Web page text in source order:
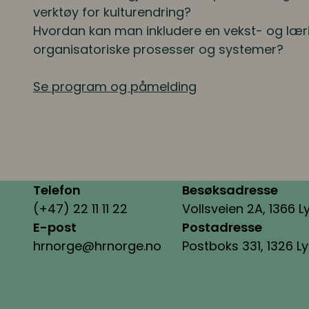
verktøy for kulturendring?
Hvordan kan man inkludere en vekst- og
organisatoriske prosesser og systemer?
Se program og påmelding
Telefon
(+47) 22 11 11 22
E-post
hrnorge@hrnorge.no
Besøksadresse
Vollsveien 2A, 1366
Postadresse
Postboks 331, 1326